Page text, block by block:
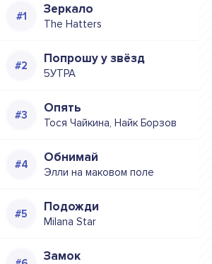
Зеркало
The Hatters
Попрошу у звёзд
5УТРА
Опять
Тося Чайкина, Найк Борзов
Обнимай
Элли на маковом поле
Подожди
Milana Star
Замок